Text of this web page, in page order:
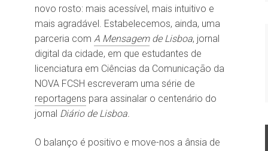
novo rosto: mais acessível, mais intuitivo e
mais agradável. Estabelecemos, ainda, uma
parceria com A Mensagem de Lisboa, jornal
digital da cidade, em que estudantes de
licenciatura em Ciências da Comunicação da
NOVA FCSH escreveram uma série de
reportagens para assinalar o centenário do
jornal Diário de Lisboa.
O balanço é positivo e move-nos a ânsia de